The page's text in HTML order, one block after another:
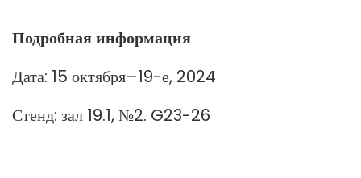
Подробная информация
Дата: 15 октября–19-е, 2024
Стенд: зал 19.1, №2. G23-26